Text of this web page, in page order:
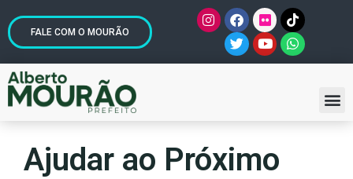
FALE COM O MOURÃO
Ajudar ao Próximo